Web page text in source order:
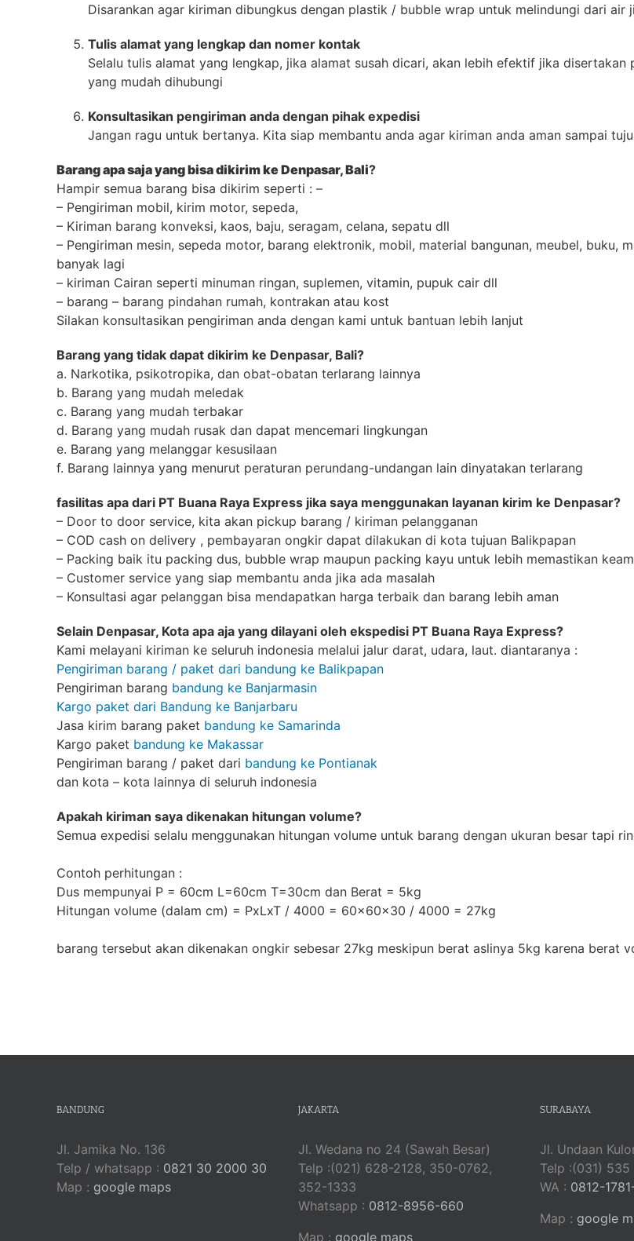
Disarankan agar kiriman dibungkus dengan plastik / bubble wrap untuk melindungi dari air
Tulis alamat yang lengkap dan nomer kontak
Selalu tulis alamat yang lengkap, jika alamat susah dicari, akan lebih efektif jika
yang mudah dihubungi
Konsultasikan pengiriman anda dengan pihak expedisi
Jangan ragu untuk bertanya. Kita siap membantu anda agar kiriman anda aman sampai
Barang apa saja yang bisa dikirim ke Denpasar, Bali?
Hampir semua barang bisa dikirim seperti : –
– Pengiriman mobil, kirim motor, sepeda,
– Kiriman barang konveksi, kaos, baju, seragam, celana, sepatu dll
– Pengiriman mesin, sepeda motor, barang elektronik, mobil, material bangunan, meubel, buku,
banyak lagi
– kiriman Cairan seperti minuman ringan, suplemen, vitamin, pupuk cair dll
– barang – barang pindahan rumah, kontrakan atau kost
Silakan konsultasikan pengiriman anda dengan kami untuk bantuan lebih lanjut
Barang yang tidak dapat dikirim ke Denpasar, Bali?
a. Narkotika, psikotropika, dan obat-obatan terlarang lainnya
b. Barang yang mudah meledak
c. Barang yang mudah terbakar
d. Barang yang mudah rusak dan dapat mencemari lingkungan
e. Barang yang melanggar kesusilaan
f. Barang lainnya yang menurut peraturan perundang-undangan lain dinyatakan terlarang
fasilitas apa dari PT Buana Raya Express jika saya menggunakan layanan kirim ke Denpasar?
– Door to door service, kita akan pickup barang / kiriman pelangganan
– COD cash on delivery , pembayaran ongkir dapat dilakukan di kota tujuan Balikpapan
– Packing baik itu packing dus, bubble wrap maupun packing kayu untuk lebih memastikan
– Customer service yang siap membantu anda jika ada masalah
– Konsultasi agar pelanggan bisa mendapatkan harga terbaik dan barang lebih aman
Selain Denpasar, Kota apa aja yang dilayani oleh ekspedisi PT Buana Raya Express?
Kami melayani kiriman ke seluruh indonesia melalui jalur darat, udara, laut. diantaranya :
Pengiriman barang / paket dari bandung ke Balikpapan
Pengiriman barang bandung ke Banjarmasin
Kargo paket dari Bandung ke Banjarbaru
Jasa kirim barang paket bandung ke Samarinda
Kargo paket bandung ke Makassar
Pengiriman barang / paket dari bandung ke Pontianak
dan kota – kota lainnya di seluruh indonesia
Apakah kiriman saya dikenakan hitungan volume?
Semua expedisi selalu menggunakan hitungan volume untuk barang dengan ukuran besar tapi
Contoh perhitungan :
Dus mempunyai P = 60cm L=60cm T=30cm dan Berat = 5kg
Hitungan volume (dalam cm) = PxLxT / 4000 = 60x60x30 / 4000 = 27kg
barang tersebut akan dikenakan ongkir sebesar 27kg meskipun berat aslinya 5kg karena berat
BANDUNG
Jl. Jamika No. 136
Telp / whatsapp : 0821 30 2000 30
Map : google maps
JAKARTA
Jl. Wedana no 24 (Sawah Besar)
Telp :(021) 628-2128, 350-0762,
352-1333
Whatsapp : 0812-8956-660
Map : google maps
SURABAYA
Jl. Undaan
Telp :(031) 535
WA : 0812-
Map : google